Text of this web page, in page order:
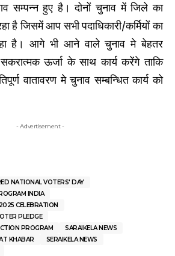
सम्पन्न हुए है। दोनों चुनाव में जिले का
है जिसमें आप सभी पदाधिकारी/कर्मियों का
है। आगे भी आने वाले चुनाव मे बेहतर
ऊर्जा के साथ कार्य करेंगे ताकि
वातावरण मे चुनाव सम्बन्धित कार्य को
- Advertisement -
NATIONAL VOTERS' DAY
INDIA
CELEBRATION
PLEDGE
PROGRAM
SARAIKELA NEWS
KHABAR
SERAIKELA NEWS